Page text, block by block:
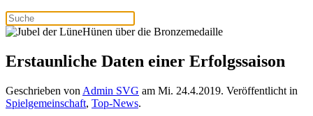
Erstaunliche Daten einer Erfolgssaison
Geschrieben von Admin SVG am Mi. 24.4.2019. Veröffentlicht in
Spielgemeinschaft, Top-News.